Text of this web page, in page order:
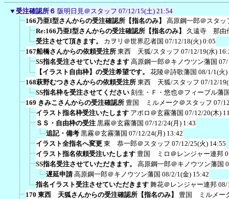
▼ 受注確認所６ 阪明日見＠スタッフ 07/12/15(土) 21:54
166乃亜I型さんからの受注確認所【指名のみ】
高原鋼一郎＠スタッ
Re:166乃亜I型さんからの受注確認所【指名のみ】
久遠寺 那由
受注させて頂きます。
カヲリ＠世界忍者国 07/12/18(火) 0:05
167船橋さんからの依頼受注所 東西 天狐/スタッフ 07/12/19(水)
SS指名受注させていただきます 高原鋼一郎＠キノウツン藩国
【イラスト自由枠】の受注希望です。
花陵＠詩歌藩国 08/1/1(火)
168萩野むつきさんからの依頼受注所 東西 天狐/スタッフ 07/12/
SS指名枠を受注させてください 刻生・Ｆ・悠也＠フィーブル藩
169 きみこさんからの受注確認所 豊国 ミルメーク＠スタッフ 07/
イラスト指名枠受注いたします アポロ＠玄霧藩国 07/12/20(木)
ＳＳ・自由枠の受注 黒霧＠玄霧藩国 07/12/24(月) 1:43
追記・備考 黒霧＠玄霧藩国 07/12/24(月) 13:42
イラスト全指名へ変更 東 恭一郎＠スタッフ 07/12/25(火) 14:55
イラスト指名依頼受注いたします 豊国 ミロ＠レンジャー連邦
SS指名受注させていただきます。
高原鋼一郎＠キノウツン藩国
遅延申請 高原鋼一郎＠キノウツン藩国 08/2/1(金) 15:42
指名イラスト受注させていただきます 舞花＠レンジャー連邦 08/
170 東西 天狐さんからの受注確認所【指名のみ】
豊国 ミルメー